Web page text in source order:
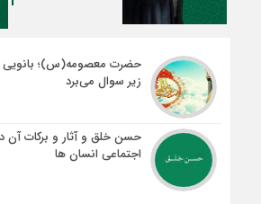
حضرت معصومه(س)؛ بانویی
زیر سوال می‌برد
حسن خلق و آثار و برکات
اجتماعی انسان ها